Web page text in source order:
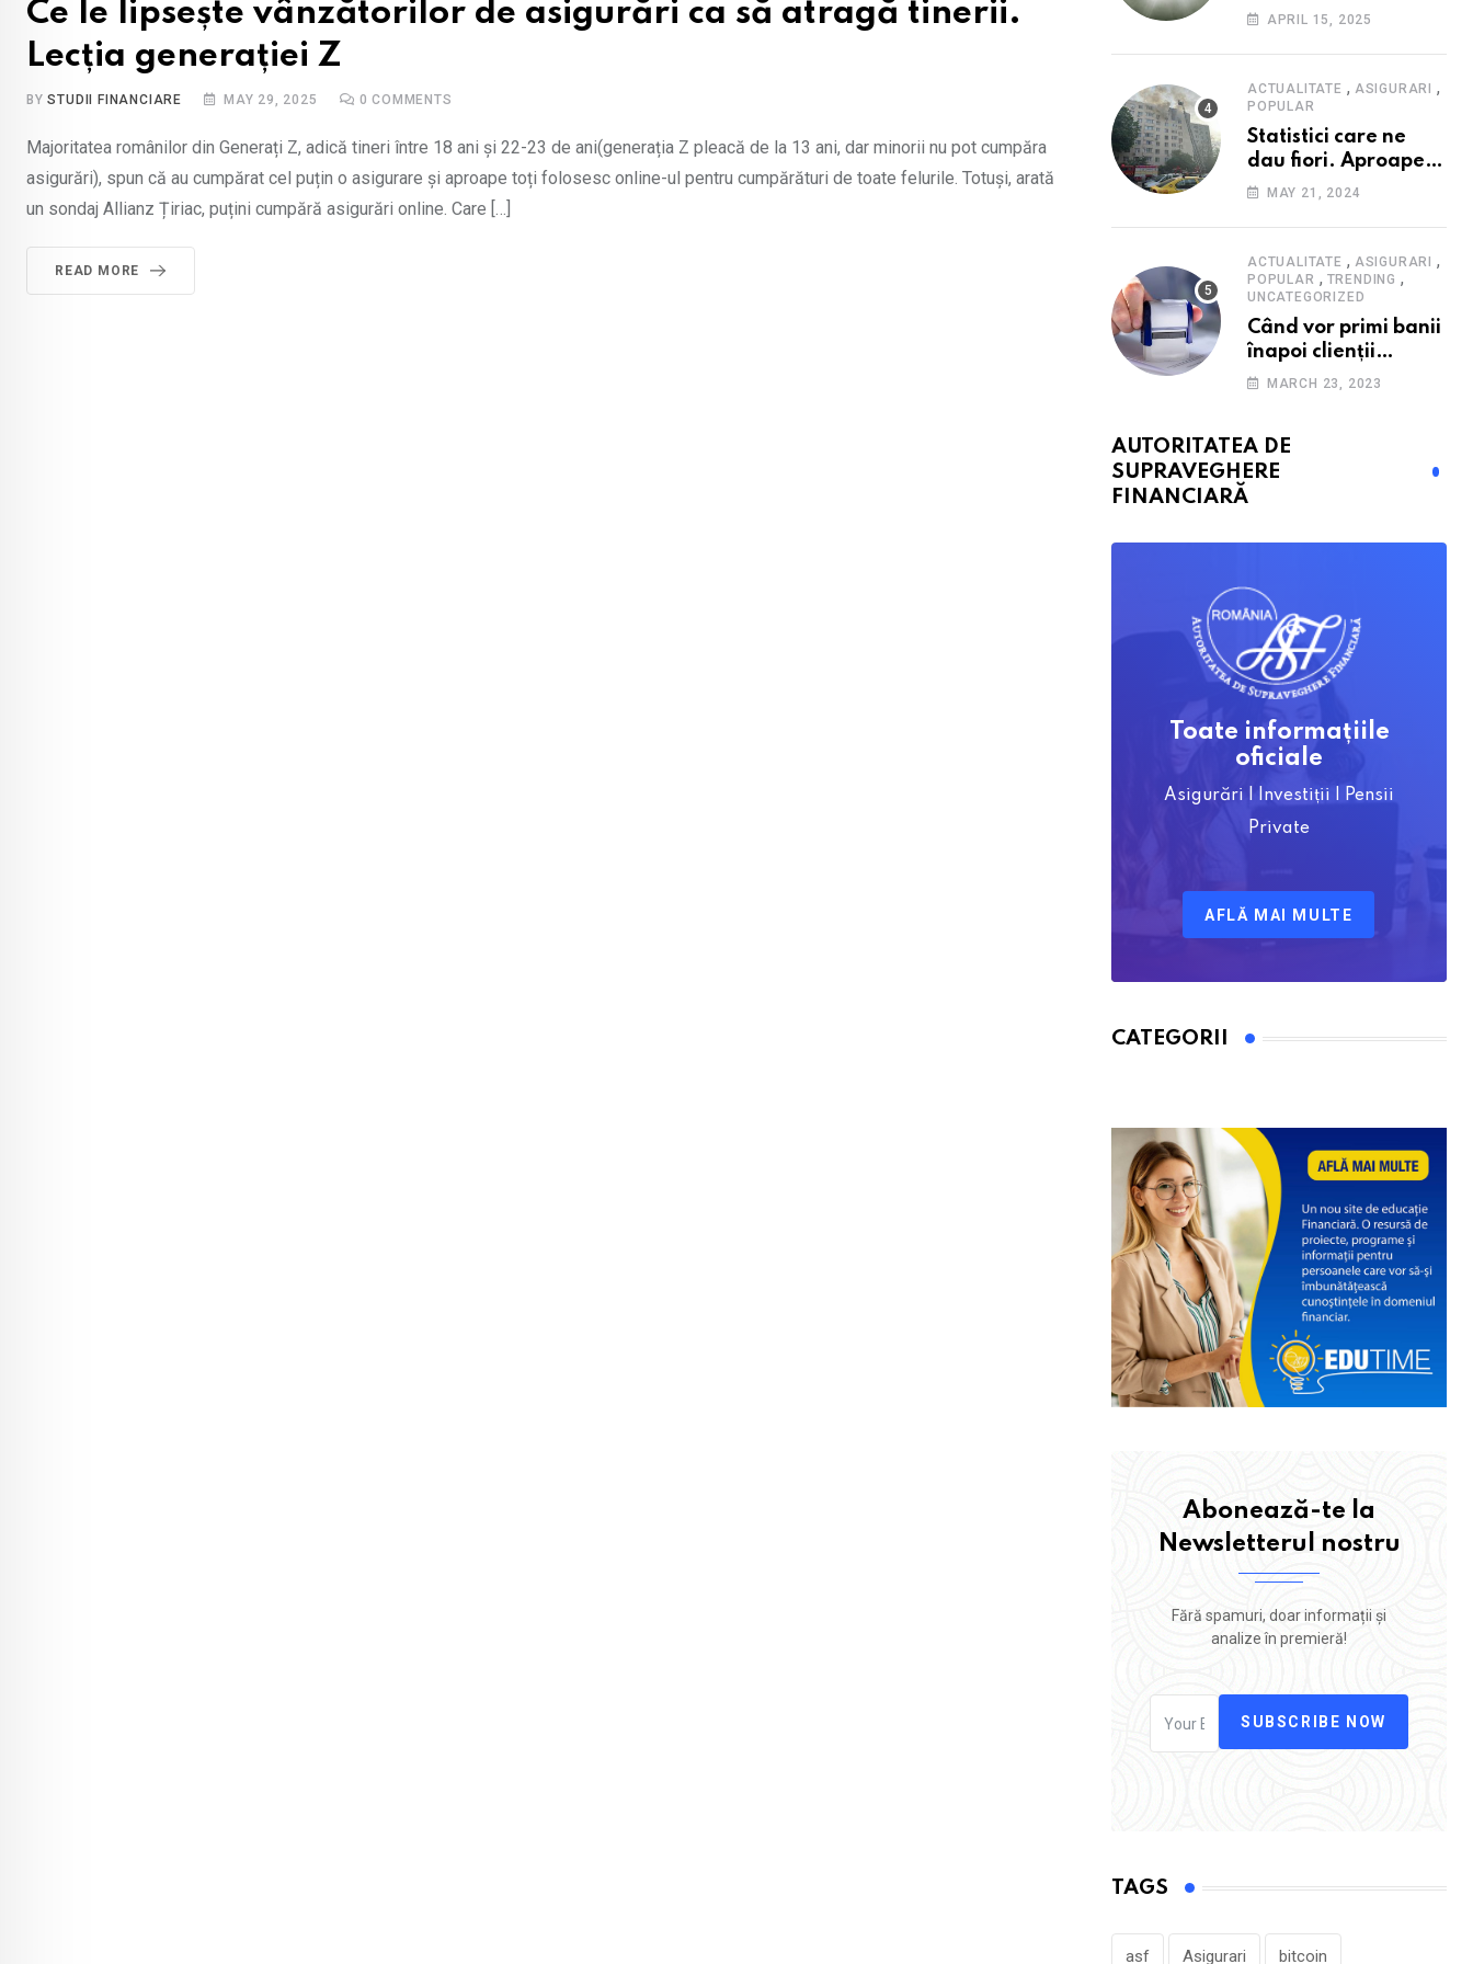
Ce le lipsește vânzătorilor de asigurări ca să atragă tinerii.
Lecția generației Z
BYSTUDII FINANCIARE MAY 29, 2025 0 COMMENTS
Majoritatea românilor din Generați Z, adică tineri între 18 ani și 22-23 de ani(generația Z pleacă de la 13 ani, dar minorii nu pot cumpăra
asigurări), spun că au cumpărat cel puțin o asigurare și aproape toți folosesc online-ul pentru cumpărături de toate felurile. Totuși, arată
un sondaj Allianz Țiriac, puțini cumpără asigurări online. Care […]
READ MORE
Consumatorii caută
scumpirilor, mai ales
la alimente
APRIL 15, 2025
ACTUALITATE , ASIGURARI ,
POPULAR
Statistici care ne
dau fiori. Aproape
20 de case ard zilnic
pagubele au
explodat. Cum te
poți proteja cu nici
40 de lei pe lună
MAY 21, 2024
ACTUALITATE , ASIGURARI ,
POPULAR , TRENDING ,
UNCATEGORIZED
Când vor primi banii
înapoi clienții
Euroins care
toate termenele
MARCH 23, 2023
AUTORITATEA DE
SUPRAVEGHERE
FINANCIARĂ
Toate informațiile
oficiale
Asigurări | Investiții | Pensii
Private
AFLĂ MAI MULTE
CATEGORII
Abonează-te la
Newsletterul nostru
Fără spamuri, doar informații și
analize în premieră!
SUBSCRIBE NOW
TAGS
asf Asigurari bitcoin